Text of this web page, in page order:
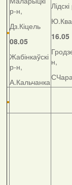
р-н,
Дз.Кіцель
08.05
Жабінкаўскі
р-н,
А.Кальчанка
16.05
н,